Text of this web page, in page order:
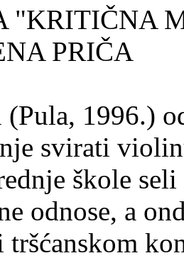
"KRITIČNA
PRIČA
(Pula, 1996.)
svirati
škole
odnose, a
tršćanskom